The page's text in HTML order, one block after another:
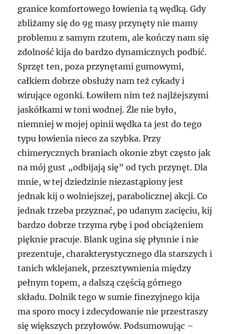
granice komfortowego łowienia tą wędką. Gdy
zbliżamy się do 9g masy przynęty nie mamy
problemu z samym rzutem, ale kończy nam się
zdolność kija do bardzo dynamicznych podbić.
Sprzęt ten, poza przynętami gumowymi,
całkiem dobrze obsłuży nam też cykady i
wirujące ogonki. Łowiłem nim też najlżejszymi
jaskółkami w toni wodnej. Źle nie było,
niemniej w mojej opinii wędka ta jest do tego
typu łowienia nieco za szybka. Przy
chimerycznych braniach okonie zbyt często jak
na mój gust „odbijają się” od tych przynęt. Dla
mnie, w tej dziedzinie niezastąpiony jest
jednak kij o wolniejszej, parabolicznej akcji. Co
jednak trzeba przyznać, po udanym zacięciu, kij
bardzo dobrze trzyma rybę i pod obciążeniem
pięknie pracuje. Blank ugina się płynnie i nie
prezentuje, charakterystycznego dla starszych i
tanich wklejanek, przesztywnienia między
pełnym topem, a dalszą częścią górnego
składu. Dolnik tego w sumie finezyjnego kija
ma sporo mocy i zdecydowanie nie przestraszy
się większych przyłowów. Podsumowując –